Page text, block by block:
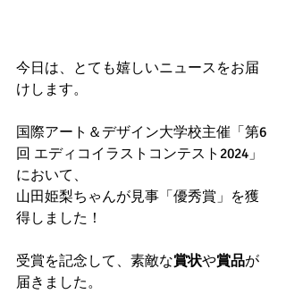
今日は、とても嬉しいニュースをお届
けします。
国際アート＆デザイン大学校主催「第6
回 エディコイラストコンテスト2024」
において、
山田姫梨ちゃんが見事「優秀賞」を獲
得しました！
受賞を記念して、素敵な賞状や賞品が
届きました。